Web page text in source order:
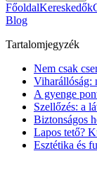
FőoldalKereskedők
Blog
Tartalomjegyzék
Nem csak
Viharállóság:
A gyenge
Szellőzés: a
Biztonságos
Lapos tető?
Esztétika és